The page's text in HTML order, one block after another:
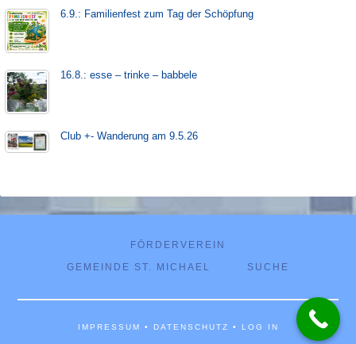
6.9.: Familienfest zum Tag der Schöpfung
16.8.: esse – trinke – babbele
Club +- Wanderung am 9.5.26
FÖRDERVEREIN
GEMEINDE ST. MICHAEL
SUCHE
IMPRESSUM • DATENSCHUTZ • LOG IN